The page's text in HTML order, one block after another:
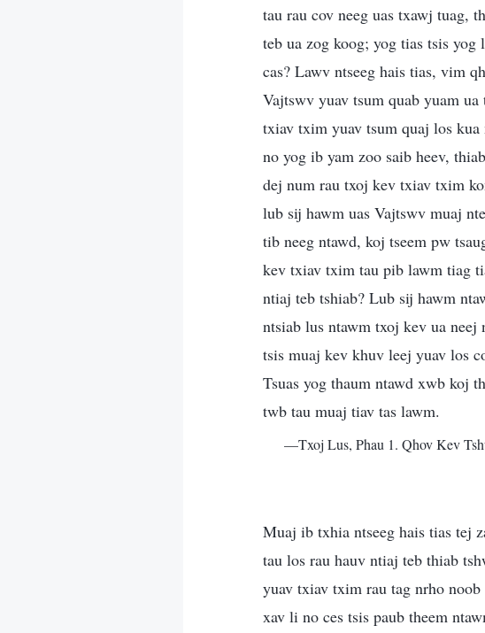
tau rau cov neeg uas txawj tuag,
teb ua zog koog; yog tias tsis
cas? Lawv ntseeg hais tias, vim
Vajtswv yuav tsum quab yuam
txiav txim yuav tsum quaj los
no yog ib yam zoo saib heev,
dej num rau txoj kev txiav txim
lub sij hawm uas Vajtswv muaj
tib neeg ntawd, koj tseem pw
kev txiav txim tau pib lawm tiag
ntiaj teb tshiab? Lub sij hawm
ntsiab lus ntawm txoj kev ua
tsis muaj kev khuv leej yuav los
Tsuas yog thaum ntawd xwb koj
twb tau muaj tiav tas lawm.
—Txoj Lus, Phau 1. Qhov Kev
Muaj ib txhia ntseeg hais tias tej
tau los rau hauv ntiaj teb thiab
yuav txiav txim rau tag nrho
xav li no ces tsis paub theem